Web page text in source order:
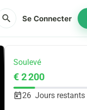
search Se Connecter
Soulevé
€ 2 200
26 Jours restants